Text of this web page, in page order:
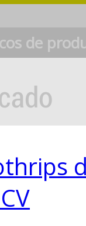
de